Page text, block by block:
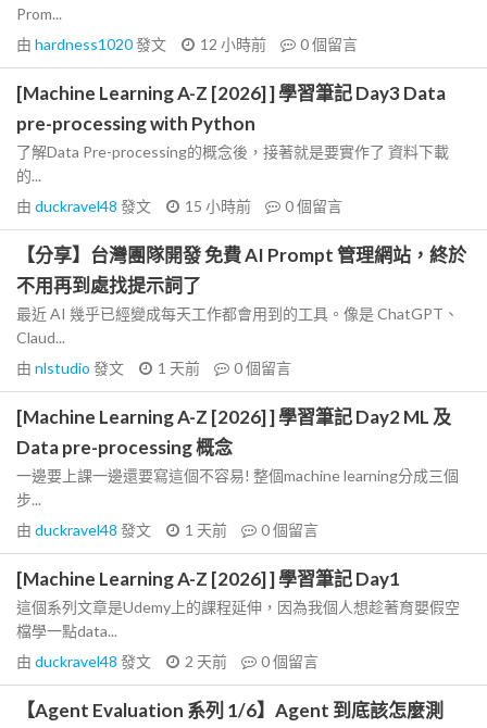
Prom...
由 hardness1020發文 12 小時前 0個留言
[Machine Learning A-Z [2026] ] 學習筆記 Day3 Data
pre-processing with Python
了解Data Pre-processing的概念後，接著就是要實作了 資料下載
的...
由 duckravel48 發文 15 小時前 0個留言
【分享】台灣團隊開發 免費 AI Prompt 管理網站，終於
不用再到處找提示詞了
最近 AI 幾乎已經變成每天工作都會用到的工具。像是 ChatGPT、
Claud...
由 nlstudio 發文 1 天前 0個留言
[Machine Learning A-Z [2026] ] 學習筆記 Day2 ML 及
Data pre-processing 概念
一邊要上課一邊還要寫這個不容易! 整個machine learning分成三個
步...
由 duckravel48 發文 1 天前 0個留言
[Machine Learning A-Z [2026] ] 學習筆記 Day1
這個系列文章是Udemy上的課程延伸，因為我個人想趁著育嬰假空
檔學一點data...
由 duckravel48 發文 2 天前 0個留言
【Agent Evaluation 系列 1/6】Agent 到底該怎麼測